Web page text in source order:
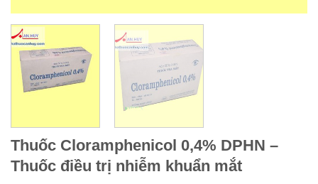
Thuốc Cloramphenicol 0,4% DPHN –
Thuốc điều trị nhiễm khuẩn mắt